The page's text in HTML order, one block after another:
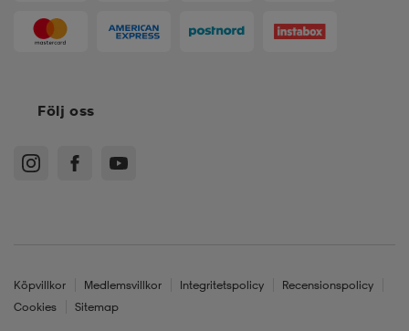
Följ oss
Köpvillkor Medlemsvillkor Integritetspolicy
Recensionspolicy
Cookies
Sitemap